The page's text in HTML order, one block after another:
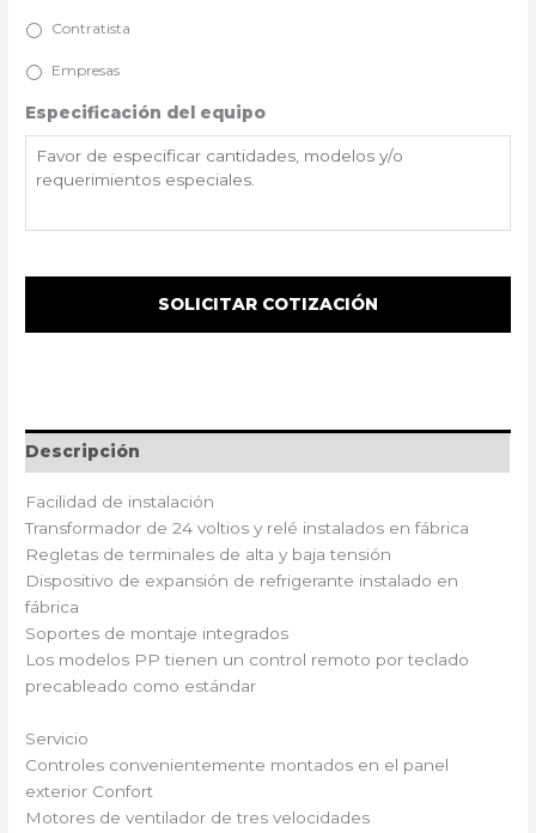
Contratista
Empresas
Especificación del equipo
Descripción
Facilidad de instalación
Transformador de 24 voltios y relé instalados en fábrica
Regletas de terminales de alta y baja tensión
Dispositivo de expansión de refrigerante instalado en
fábrica
Soportes de montaje integrados
Los modelos PP tienen un control remoto por teclado
precableado como estándar
Servicio
Controles convenientemente montados en el panel
exterior Confort
Motores de ventilador de tres velocidades